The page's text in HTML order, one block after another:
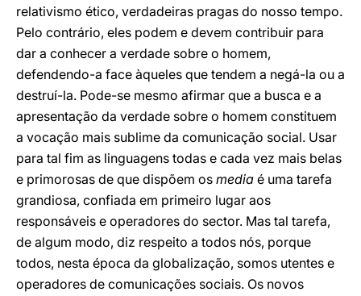
relativismo ético, verdadeiras pragas do nosso tempo.
Pelo contrário, eles podem e devem contribuir para
dar a conhecer a verdade sobre o homem,
defendendo-a face àqueles que tendem a negá-la ou a
destruí-la. Pode-se mesmo afirmar que a busca e a
apresentação da verdade sobre o homem constituem
a vocação mais sublime da comunicação social. Usar
para tal fim as linguagens todas e cada vez mais belas
e primorosas de que dispõem os media é uma tarefa
grandiosa, confiada em primeiro lugar aos
responsáveis e operadores do sector. Mas tal tarefa,
de algum modo, diz respeito a todos nós, porque
todos, nesta época da globalização, somos utentes e
operadores de comunicações sociais. Os novos